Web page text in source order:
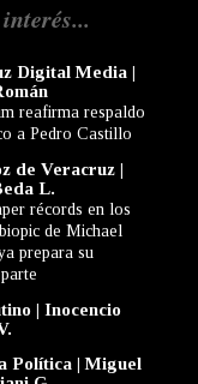
Digital Media |
reafirma respaldo
a Pedro Castillo
de Veracruz |
L.
récords en los
de Michael
prepara su
| Inocencio
Política | Miguel